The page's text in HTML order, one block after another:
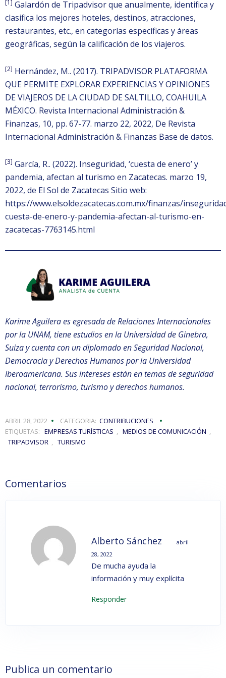
[1] Galardón de Tripadvisor que anualmente, identifica y
clasifica los mejores hoteles, destinos, atracciones,
restaurantes, etc., en categorías específicas y áreas
geográficas, según la calificación de los viajeros.
[2] Hernández, M.. (2017). TRIPADVISOR PLATAFORMA
QUE PERMITE EXPLORAR EXPERIENCIAS Y OPINIONES
DE VIAJEROS DE LA CIUDAD DE SALTILLO, COAHUILA
MÉXICO. Revista Internacional Administración &
Finanzas, 10, pp. 67-77. marzo 22, 2022, De Revista
Internacional Administración & Finanzas Base de datos.
[3] García, R.. (2022). Inseguridad, ‘cuesta de enero’ y
pandemia, afectan al turismo en Zacatecas. marzo 19,
2022, de El Sol de Zacatecas Sitio web:
https://www.elsoldezacatecas.com.mx/finanzas/
cuesta-de-enero-y-pandemia-afectan-al-turismo-en-
zacatecas-7763145.html
Karime Aguilera es egresada de Relaciones Internacionales
por la UNAM, tiene estudios en la Universidad de Ginebra,
Suiza y cuenta con un diplomado en Seguridad Nacional,
Democracia y Derechos Humanos por la Universidad
Iberoamericana. Sus intereses están en temas de seguridad
nacional, terrorismo, turismo y derechos humanos.
ABRIL 28, 2022 CATEGORIA: CONTRIBUCIONES
ETIQUETAS: EMPRESAS TURÍSTICAS , MEDIOS DE COMUNICACIÓN ,
TRIPADVISOR , TURISMO
Comentarios
Alberto Sánchez
abril
28, 2022
De mucha ayuda la
información y muy explícita
Responder
Publica un comentario